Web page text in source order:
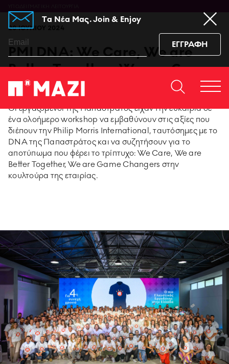
Tα Νέα Μας. Join & Enjoy
ΕΓΓΡΑΦΗ
Home
95 ΧΡΟΝΙΑ ΠΑΠΑΣΤΡΑΤΟΣ
PMI SCIENCE
ΥΠΟΔΕΙΓΜΑΤΙΚΗ ΛΕΙΤΟΥΡΓΙΑ
ΕΡΓΑZOMΕΝΟΙ & ΣΥΝΕΡΓΑΤΕΣ
ΠΕΡΙΒΑΛΛΟΝ
ΚΟΙΝΩΝΙA
ΕΠΙΚΟΙΝΩΝΙΆ
sub_confirmation=1
20 ΙΟΥΝΙΟΥ 2024
PMI DNA: We Care, We are
Better Together, We are Game
Changers
Οι εργαζόμενοι της Παπαστράτος είχαν την ευκαιρία σε
ένα ολοήμερο workshop να εμβαθύνουν στις αξίες που
διέπουν την Philip Morris International, ταυτόσημες με το
DNA της Παπαστράτος και να συζητήσουν για το
αποτύπωμα που φέρει το τρίπτυχο: We Care, We are
Better Together, We are Game Changers στην
κουλτούρα της εταιρίας.